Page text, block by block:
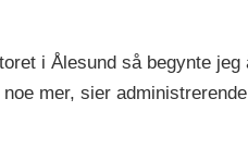
i Ålesund så begynte jeg
mer, sier administrerende